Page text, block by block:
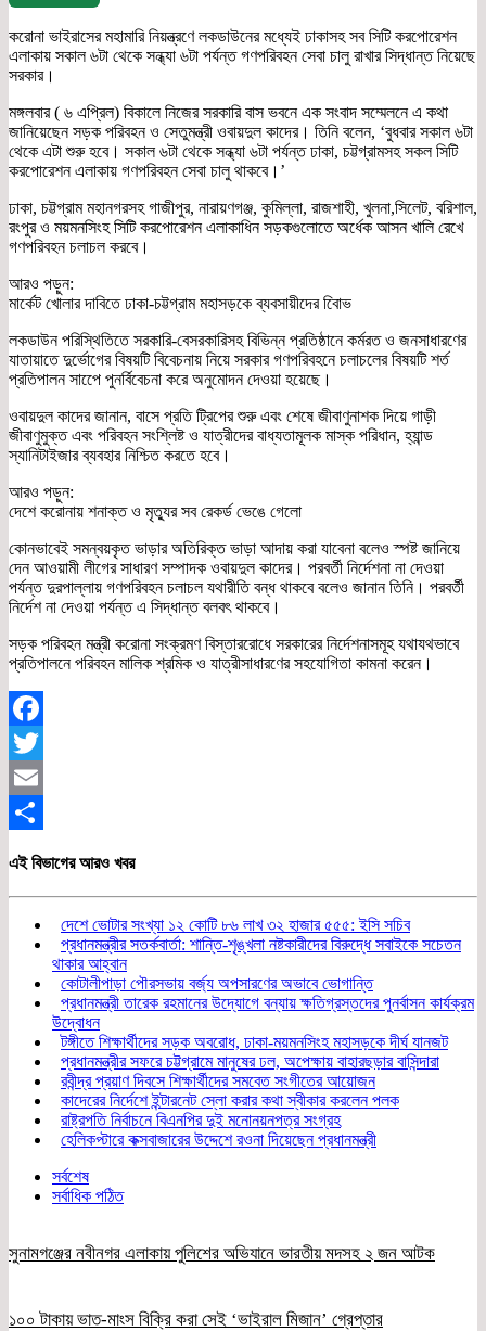
করোনা ভাইরাসের মহামারি নিয়ন্ত্রণে লকডাউনের মধ্যেই ঢাকাসহ সব সিটি করপোরেশন
এলাকায় সকাল ৬টা থেকে সন্ধ্যা ৬টা পর্যন্ত গণপরিবহন সেবা চালু রাখার সিদ্ধান্ত নিয়েছে
সরকার।
মঙ্গলবার ( ৬ এপ্রিল) বিকালে নিজের সরকারি বাস ভবনে এক সংবাদ সম্মেলনে এ কথা
জানিয়েছেন সড়ক পরিবহন ও সেতুমন্ত্রী ওবায়দুল কাদের। তিনি বলেন, ‘বুধবার সকাল ৬টা
থেকে এটা শুরু হবে। সকাল ৬টা থেকে সন্ধ্যা ৬টা পর্যন্ত ঢাকা, চট্টগ্রামসহ সকল সিটি
করপোরেশন এলাকায় গণপরিবহন সেবা চালু থাকবে।’
ঢাকা, চট্টগ্রাম মহানগরসহ গাজীপুর, নারায়ণগঞ্জ, কুমিল্লা, রাজশাহী, খুলনা,সিলেট, বরিশাল,
রংপুর ও ময়মনসিংহ সিটি করপোরেশন এলাকাধিন সড়কগুলোতে অর্ধেক আসন খালি রেখে
গণপরিবহন চলাচল করবে।
আরও পড়ুন:
মার্কেট খোলার দাবিতে ঢাকা-চট্টগ্রাম মহাসড়কে ব্যবসায়ীদের বিােভ
লকডাউন পরিস্থিতিতে সরকারি-বেসরকারিসহ বিভিন্ন প্রতিষ্ঠানে কর্মরত ও জনসাধারণের
যাতায়াতে দুর্ভোগের বিষয়টি বিবেচনায় নিয়ে সরকার গণপরিবহনে চলাচলের বিষয়টি শর্ত
প্রতিপালন সাপেে পুনর্বিবেচনা করে অনুমোদন দেওয়া হয়েছে।
ওবায়দুল কাদের জানান, বাসে প্রতি ট্রিপের শুরু এবং শেষে জীবাণুনাশক দিয়ে গাড়ী
জীবাণুমুক্ত এবং পরিবহন সংশ্লিষ্ট ও যাত্রীদের বাধ্যতামূলক মাস্ক পরিধান, হ্যান্ড
স্যানিটাইজার ব্যবহার নিশ্চিত করতে হবে।
আরও পড়ুন:
দেশে করোনায় শনাক্ত ও মৃত্যুর সব রেকর্ড ভেঙে গেলো
কোনভাবেই সমন্বয়কৃত ভাড়ার অতিরিক্ত ভাড়া আদায় করা যাবেনা বলেও স্পষ্ট জানিয়ে
দেন আওয়ামী লীগের সাধারণ সম্পাদক ওবায়দুল কাদের। পরবর্তী নির্দেশনা না দেওয়া
পর্যন্ত দুরপাল্লায় গণপরিবহন চলাচল যথারীতি বন্ধ থাকবে বলেও জানান তিনি। পরবর্তী
নির্দেশ না দেওয়া পর্যন্ত এ সিদ্ধান্ত বলবৎ থাকবে।
সড়ক পরিবহন মন্ত্রী করোনা সংক্রমণ বিস্তাররোধে সরকারের নির্দেশনাসমূহ যথাযথভাবে
প্রতিপালনে পরিবহন মালিক শ্রমিক ও যাত্রীসাধারণের সহযোগিতা কামনা করেন।
Facebook
Twitter
Email
এই বিভাগের আরও খবর
দেশে ভোটার সংখ্যা ১২ কোটি ৮৬ লাখ ৩২ হাজার ৫৫৫: ইসি সচিব
প্রধানমন্ত্রীর সতর্কবার্তা: শান্তি-শৃঙ্খলা নষ্টকারীদের বিরুদ্ধে সবাইকে সচেতন
থাকার আহ্বান
কোটালীপাড়া পৌরসভায় বর্জ্য অপসারণের অভাবে ভোগান্তি
প্রধানমন্ত্রী তারেক রহমানের উদ্যোগে বন্যায় ক্ষতিগ্রস্তদের পুনর্বাসন কার্যক্রম
উদ্বোধন
টঙ্গীতে শিক্ষার্থীদের সড়ক অবরোধ, ঢাকা-ময়মনসিংহ মহাসড়কে দীর্ঘ যানজট
প্রধানমন্ত্রীর সফরে চট্টগ্রামে মানুষের ঢল, অপেক্ষায় বাহারছড়ার বাসিন্দারা
রবীন্দ্র প্রয়াণ দিবসে শিক্ষার্থীদের সমবেত সংগীতের আয়োজন
কাদেরের নির্দেশে ইন্টারনেট স্লো করার কথা স্বীকার করলেন পলক
রাষ্ট্রপতি নির্বাচনে বিএনপির দুই মনোনয়নপত্র সংগ্রহ
হেলিকপ্টারে কক্সবাজারের উদ্দেশে রওনা দিয়েছেন প্রধানমন্ত্রী
সর্বশেষ
সর্বাধিক পঠিত
সুনামগঞ্জের নবীনগর এলাকায় পুলিশের অভিযানে ভারতীয় মদসহ ২ জন আটক
১০০ টাকায় ভাত-মাংস বিক্রি করা সেই ‘ভাইরাল মিজান’ গ্রেপ্তার